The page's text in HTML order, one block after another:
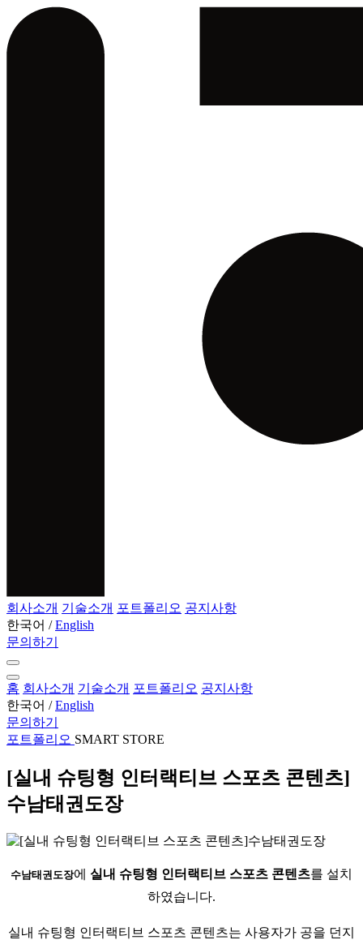
회사소개 기술소개 포트폴리오 공지사항
한국어 / English
문의하기
홈 회사소개 기술소개 포트폴리오 공지사항
한국어 / English
문의하기
포트폴리오 SMART STORE
[실내 슈팅형 인터랙티브 스포츠 콘텐츠]
수남태권도장
수남태권도장에 실내 슈팅형 인터랙티브 스포츠 콘텐츠를 설치
하였습니다.
실내 슈팅형 인터랙티브 스포츠 콘텐츠는 사용자가 공을 던지